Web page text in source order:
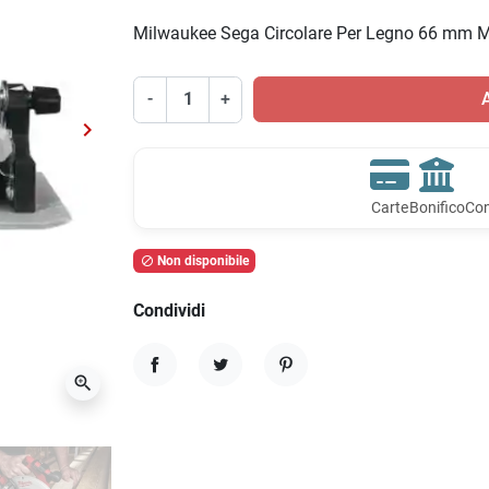
Successivo
keyboard_arrow_right
zoom_in
Milwaukee Sega Circolare Per Legno 66 mm
- +
CarteBonifico
 Non disponibile
Condividi